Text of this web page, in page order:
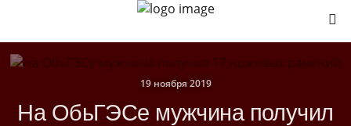
19 ноября 2019
На ОбьГЭСе мужчина получил